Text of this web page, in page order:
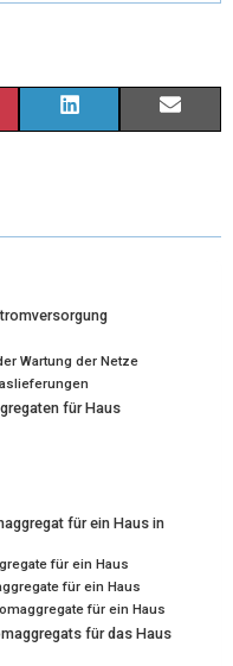
K
D
I
N
I
Wartung der Netze
für Haus
für ein Haus in
für ein Haus
für ein Haus
für ein Haus
für das Haus